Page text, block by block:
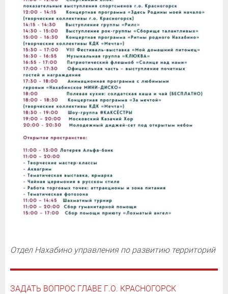
Отдел Нахабино управления по развитию территорий
ЗАДАТЬ ВОПРОС ГЛАВЕ Г.О. КРАСНОГОРСК